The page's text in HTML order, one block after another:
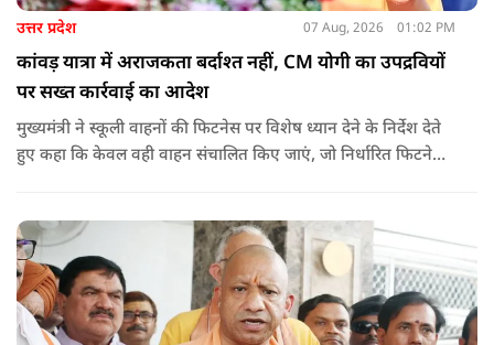
उत्तर प्रदेश 07 Aug, 2026 01:02 PM
कांवड़ यात्रा में अराजकता बर्दाश्त नहीं, CM योगी का उपद्रवियों
पर सख्त कार्रवाई का आदेश
मुख्यमंत्री ने स्कूली वाहनों की फिटनेस पर विशेष ध्यान देने के निर्देश देते
हुए कहा कि केवल वही वाहन संचालित किए जाएं, जो निर्धारित फिटनेस
ताकि विद्यार्थियों और आम नागरिकों की सुरक्षा सुनिश्चित की जा सके.